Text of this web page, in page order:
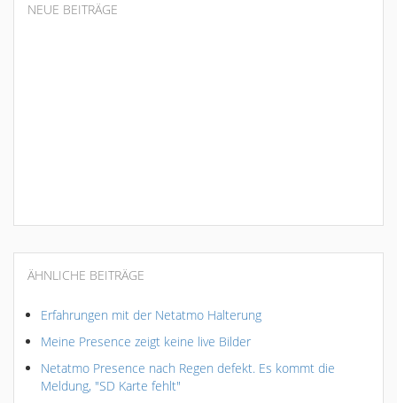
NEUE BEITRÄGE
ÄHNLICHE BEITRÄGE
Erfahrungen mit der Netatmo Halterung
Meine Presence zeigt keine live Bilder
Netatmo Presence nach Regen defekt. Es kommt die
Meldung, "SD Karte fehlt"